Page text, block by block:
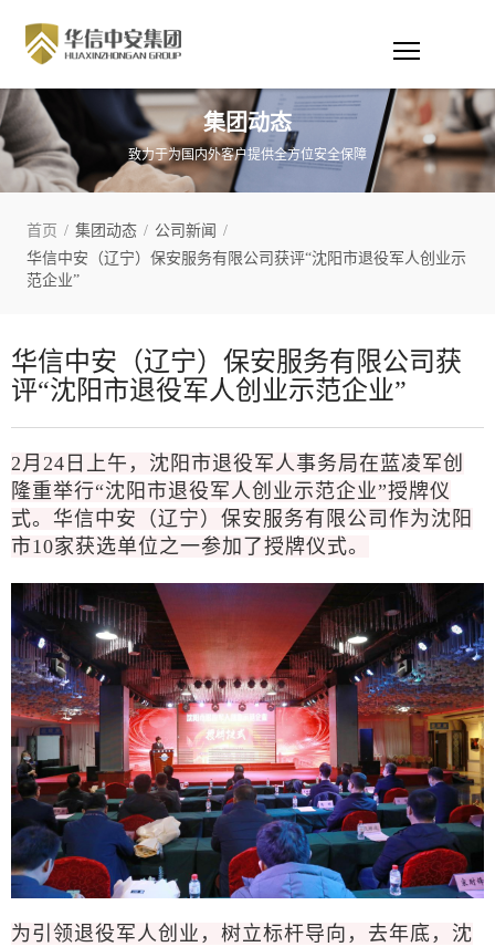
集团动态
致力于为国内外客户提供全方位安全保障
首页 / 集团动态 / 公司新闻 /
华信中安（辽宁）保安服务有限公司获评“沈阳市退役军人创业示
范企业”
华信中安（辽宁）保安服务有限公司获
评“沈阳市退役军人创业示范企业”
2月24日上午，沈阳市退役军人事务局在蓝凌军创
隆重举行“沈阳市退役军人创业示范企业”授牌仪
式。华信中安（辽宁）保安服务有限公司作为沈阳
市10家获选单位之一参加了授牌仪式。
为引领退役军人创业，树立标杆导向，去年底，沈